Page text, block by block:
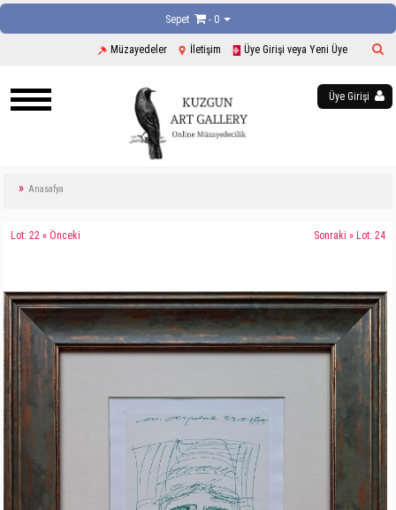
Sepet - 0
Müzayedeler İletişim Üye Girişi veya Yeni Üye
Üye Girişi
Anasafya
Lot: 22 « Önceki Sonraki » Lot: 24